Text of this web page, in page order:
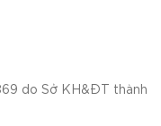
do Sở KH&ĐT thành